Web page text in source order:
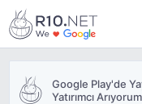
Google Play'de
Yatırımcı Arıyorum